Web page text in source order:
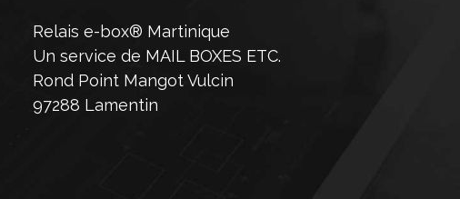
Relais e-box® Martinique
Un service de MAIL BOXES ETC.
Rond Point Mangot Vulcin
97288 Lamentin